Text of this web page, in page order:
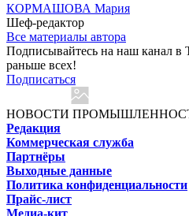
КОРМАШОВА Мария
Шеф-редактор
Все материалы автора
Подписывайтесь на наш канал в
раньше всех!
Подписаться
НОВОСТИ
Редакция
Коммерческая служба
Партнёры
Выходные данные
Политика конфиденциальности
Прайс-лист
Медиа-кит